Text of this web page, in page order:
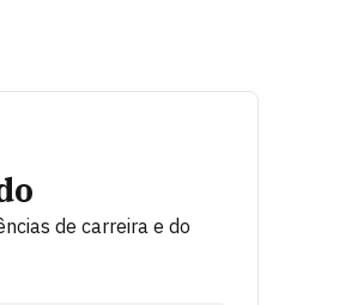
de carreira e do